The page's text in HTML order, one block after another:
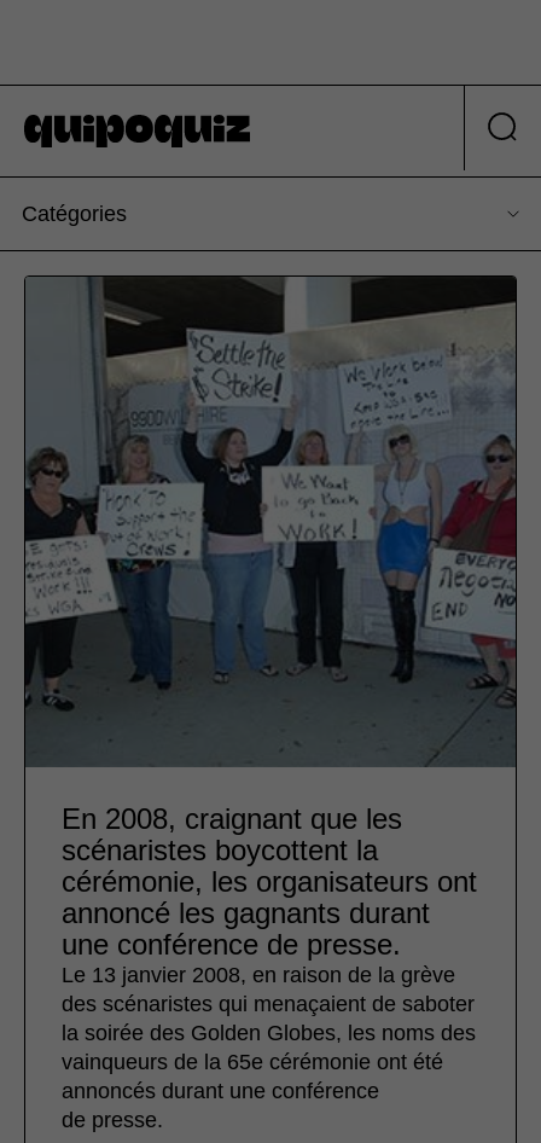
Catégories
En 2008, craignant que les
scénaristes boycottent la
cérémonie, les organisateurs ont
annoncé les gagnants durant
une conférence de presse.
Le 13 janvier 2008, en raison de la grève
des scénaristes qui menaçaient de saboter
la soirée des Golden Globes, les noms des
vainqueurs de la 65e cérémonie ont été
annoncés durant une conférence
de presse.